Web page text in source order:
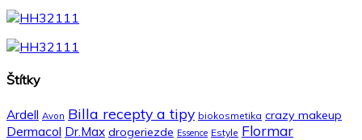
Štítky
Ardell Avon Billa recepty a tipy biokosmetika crazy makeup
Dermacol Dr.Max drogeriezde Essence Estyle Flormar